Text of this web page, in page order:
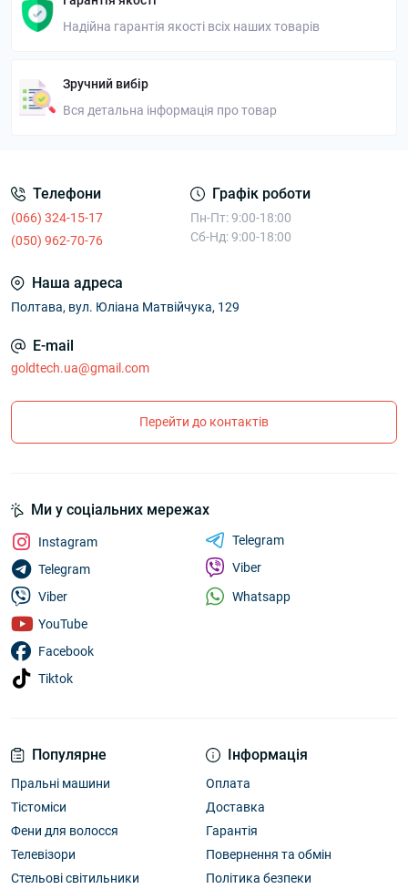
Надійна гарантія якості всіх наших товарів
Зручний вибір
Вся детальна інформація про товар
Телефони
(066) 324-15-17
(050) 962-70-76
Графік роботи
Пн-Пт: 9:00-18:00
Сб-Нд: 9:00-18:00
Наша адреса
Полтава, вул. Юліана Матвійчука, 129
E-mail
goldtech.ua@gmail.com
Перейти до контактів
Популярне
Пральні машини
Тістоміси
Фени для волосся
Телевізори
Стельові світильники
Інформація
Оплата
Доставка
Гарантія
Повернення та обмін
Політика безпеки
Ми у соціальних мережах
Instagram
Telegram
Viber
YouTube
Facebook
Tiktok
Telegram
Viber
Whatsapp